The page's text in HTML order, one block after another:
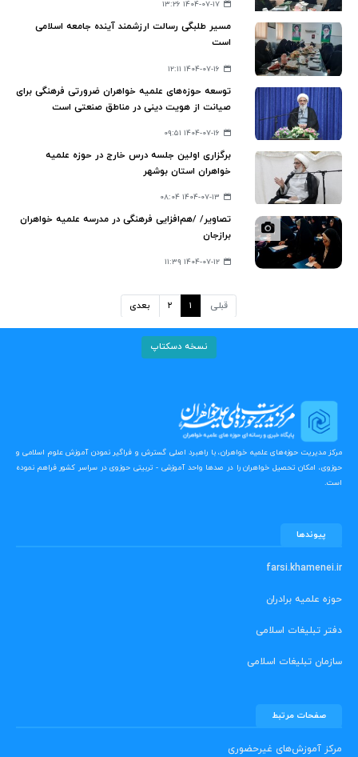
۱۴۰۴-۰۷-۱۷ ۱۳:۲۶
مسیر طلبگی رسالت ارزشمند آینده جامعه اسلامی
است
۱۴۰۴-۰۷-۱۶ ۱۲:۱۱
توسعه حوزه‌های علمیه خواهران ضرورتی فرهنگی برای
صیانت از هویت دینی در مناطق صنعتی است
۱۴۰۴-۰۷-۱۶ ۰۹:۵۱
برگزاری اولین جلسه درس خارج در حوزه علمیه
خواهران استان بوشهر
۱۴۰۴-۰۷-۱۳ ۰۸:۰۴
تصاویر/ /هم‌افزایی فرهنگی در مدرسه علمیه خواهران
برازجان
۱۴۰۴-۰۷-۱۲ ۱۱:۳۹
قبلی ۱ ۲ بعدی
نسخه دسکتاپ
مرکز مدیریت حوزه‌های علمیه خواهران، با راهبرد اصلی گسترش و فراگیر نمودن آموزش علوم اسلامی و
حوزوی، امکان تحصیل خواهران را در صدها واحد آموزشی - تربیتی حوزوی در سراسر کشور فراهم نموده
است.
پیوندها
farsi.khamenei.ir
حوزه علمیه برادران
دفتر تبلیغات اسلامی
سازمان تبلیغات اسلامی
صفحات مرتبط
مرکز آموزش‌های غیرحضوری